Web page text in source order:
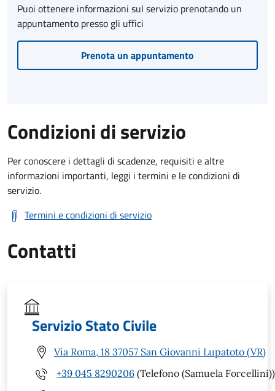
Puoi ottenere informazioni sul servizio prenotando un
appuntamento presso gli uffici
Prenota un appuntamento
Condizioni di servizio
Per conoscere i dettagli di scadenze, requisiti e altre
informazioni importanti, leggi i termini e le condizioni di
servizio.
Termini e condizioni di servizio
Contatti
Servizio Stato Civile
Via Roma, 18 37057 San Giovanni Lupatoto (VR)
+39 045 8290206 (Telefono (Samuela Forcellini))